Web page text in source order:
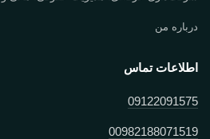
درباره من
اطلاعات تماس
09122091575
00982188071519